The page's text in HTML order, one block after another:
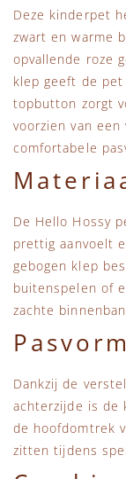
Tiny Cottons
Deze kinderpet
zwart en warme
opvallende roze
klep geeft de
topbutton zorgt
voorzien van
comfortabele
De Hello Hossy
prettig aanvoelt
gebogen klep
buitenspelen of
zachte
Pasvorm
Dankzij de
achterzijde is de
de hoofdomtrek
zitten tijdens